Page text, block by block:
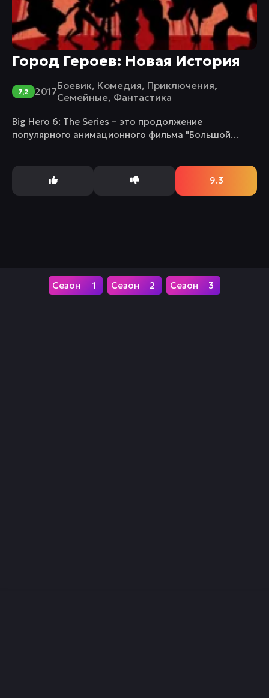
Город Героев: Новая История
7,2 2017Боевик, Комедия, Приключения,
Семейные, Фантастика
Big Hero 6: The Series – это продолжение
популярного анимационного фильма "Большой
9.3
1 2 3